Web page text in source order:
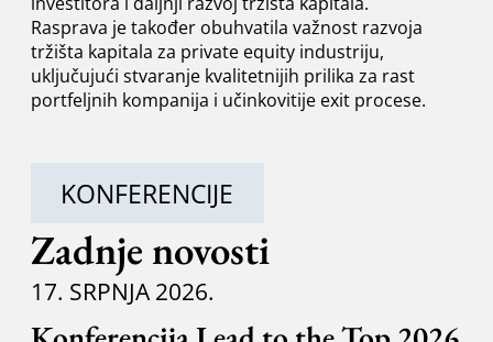
Rasprava je također obuhvatila važnost razvoja
tržišta kapitala za private equity industriju,
uključujući stvaranje kvalitetnijih prilika za rast
portfeljnih kompanija i učinkovitije exit procese.
KONFERENCIJE
Zadnje novosti
17. SRPNJA 2026.